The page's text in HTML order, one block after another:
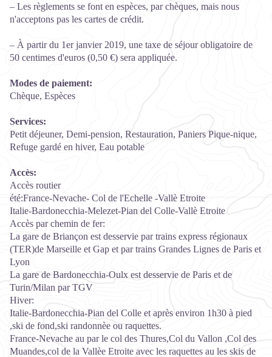
– Les règlements se font en espèces, par chèques, mais nous
n'acceptons pas les cartes de crédit.
– À partir du 1er janvier 2019, une taxe de séjour obligatoire de
50 centimes d'euros (0,50 €) sera appliquée.
Modes de paiement:
Chèque, Espèces
Services:
Petit déjeuner, Demi-pension, Restauration, Paniers Pique-nique,
Refuge gardé en hiver, Eau potable
Accès:
Accès routier
été:France-Nevache- Col de l'Echelle -Vallè Etroite
Italie-Bardonecchia-Melezet-Pian del Colle-Vallè Etroite
Accès par chemin de fer:
La gare de Briançon est desservie par trains express régionaux
(TER)de Marseille et Gap et par trains Grandes Lignes de Paris et
Lyon
La gare de Bardonecchia-Oulx est desservie de Paris et de
Turin/Milan par TGV
Hiver:
Italie-Bardonecchia-Pian del Colle et après environ 1h30 à pied
,ski de fond,ski randonnèe ou raquettes.
France-Nevache au par le col des Thures,Col du Vallon ,Col des
Muandes,col de la Vallèe Etroite avec les raquettes au les skis de